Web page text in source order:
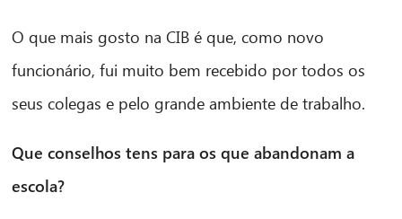
O que mais gosto na CIB é que, como novo
funcionário, fui muito bem recebido por todos os
seus colegas e pelo grande ambiente de trabalho.
Que conselhos tens para os que abandonam a
escola?